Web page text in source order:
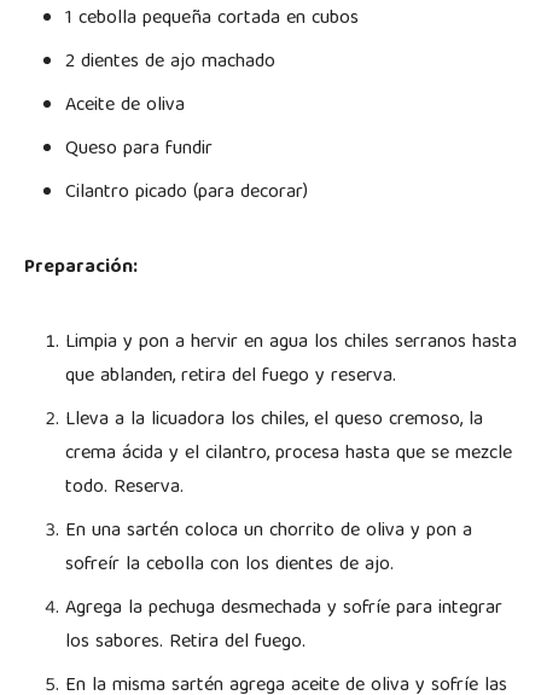
1 cebolla pequeña cortada en cubos
2 dientes de ajo machado
Aceite de oliva
Queso para fundir
Cilantro picado (para decorar)
Preparación:
Limpia y pon a hervir en agua los chiles serranos hasta
que ablanden, retira del fuego y reserva.
Lleva a la licuadora los chiles, el queso cremoso, la
crema ácida y el cilantro, procesa hasta que se mezcle
todo. Reserva.
En una sartén coloca un chorrito de oliva y pon a
sofreír la cebolla con los dientes de ajo.
Agrega la pechuga desmechada y sofríe para integrar
los sabores. Retira del fuego.
En la misma sartén agrega aceite de oliva y sofríe las